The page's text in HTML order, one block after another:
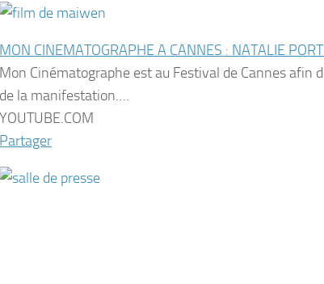
MON CINEMATOGRAPHE A CANNES : NATALIE
Mon Cinématographe est au Festival de Cannes afin
de la manifestation….
YOUTUBE.COM
Partager